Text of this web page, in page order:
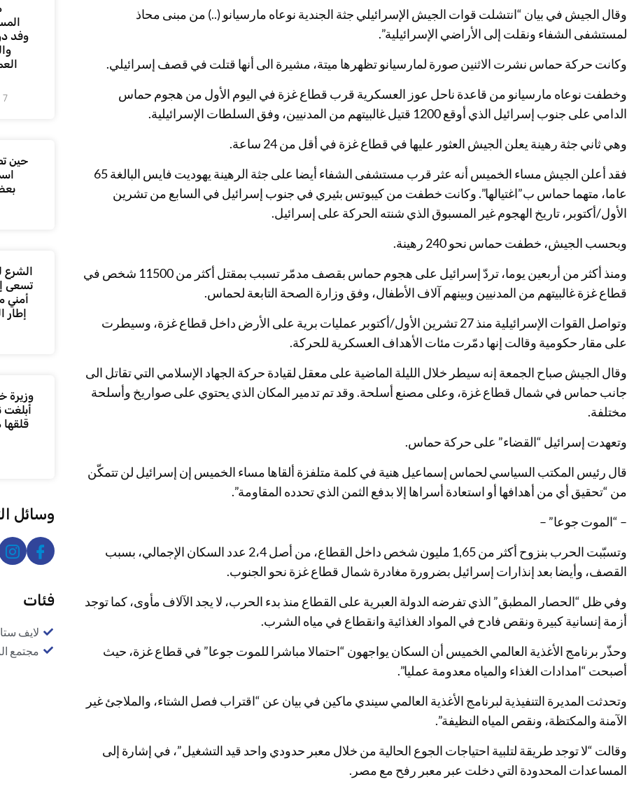
وقال الجيش في بيان “انتشلت قوات الجيش الإسرائيلي جثة الجندية نوعاه مارسيانو (..) من مبنى محاذ
لمستشفى الشفاء ونقلت إلى الأراضي الإسرائيلية”.
وكانت حركة حماس نشرت الاثنين صورة لمارسيانو تظهرها ميتة، مشيرة الى أنها قتلت في قصف إسرائيلي.
وخطفت نوعاه مارسيانو من قاعدة ناحل عوز العسكرية قرب قطاع غزة في اليوم الأول من هجوم حماس
الدامي على جنوب إسرائيل الذي أوقع 1200 قتيل غالبيتهم من المدنيين، وفق السلطات الإسرائيلية.
وهي ثاني جثة رهينة يعلن الجيش العثور عليها في قطاع غزة في أقل من 24 ساعة.
فقد أعلن الجيش مساء الخميس أنه عثر قرب مستشفى الشفاء أيضا على جثة الرهينة يهوديت فايس البالغة 65
عاما، متهما حماس ب”اغتيالها”. وكانت خطفت من كيبوتس بئيري في جنوب إسرائيل في السابع من تشرين
الأول/أكتوبر، تاريخ الهجوم غير المسبوق الذي شنته الحركة على إسرائيل.
وبحسب الجيش، خطفت حماس نحو 240 رهينة.
ومنذ أكثر من أربعين يوما، تردّ إسرائيل على هجوم حماس بقصف مدمّر تسبب بمقتل أكثر من 11500 شخص في
قطاع غزة غالبيتهم من المدنيين وبينهم آلاف الأطفال، وفق وزارة الصحة التابعة لحماس.
وتواصل القوات الإسرائيلية منذ 27 تشرين الأول/أكتوبر عمليات برية على الأرض داخل قطاع غزة، وسيطرت
على مقار حكومية وقالت إنها دمّرت مئات الأهداف العسكرية للحركة.
وقال الجيش صباح الجمعة إنه سيطر خلال الليلة الماضية على معقل لقيادة حركة الجهاد الإسلامي التي تقاتل الى
جانب حماس في شمال قطاع غزة، وعلى مصنع أسلحة. وقد تم تدمير المكان الذي يحتوي على صواريخ وأسلحة
مختلفة.
وتعهدت إسرائيل “القضاء” على حركة حماس.
قال رئيس المكتب السياسي لحماس إسماعيل هنية في كلمة متلفزة ألقاها مساء الخميس إن إسرائيل لن تتمكّن
من “تحقيق أي من أهدافها أو استعادة أسراها إلا بدفع الثمن الذي تحدده المقاومة”.
– “الموت جوعا” –
وتسبّبت الحرب بنزوح أكثر من 1,65 مليون شخص داخل القطاع، من أصل 2،4 عدد السكان الإجمالي، بسبب
القصف، وأيضا بعد إنذارات إسرائيل بضرورة مغادرة شمال قطاع غزة نحو الجنوب.
وفي ظل “الحصار المطبق” الذي تفرضه الدولة العبرية على القطاع منذ بدء الحرب، لا يجد الآلاف مأوى، كما توجد
أزمة إنسانية كبيرة ونقص فادح في المواد الغذائية وانقطاع في مياه الشرب.
وحذّر برنامج الأغذية العالمي الخميس أن السكان يواجهون “احتمالا مباشرا للموت جوعا” في قطاع غزة، حيث
أصبحت “امدادات الغذاء والمياه معدومة عمليا”.
وتحدثت المديرة التنفيذية لبرنامج الأغذية العالمي سيندي ماكين في بيان عن “اقتراب فصل الشتاء، والملاجئ غير
الآمنة والمكتظة، ونقص المياه النظيفة”.
وقالت “لا توجد طريقة لتلبية احتياجات الجوع الحالية من خلال معبر حدودي واحد قيد التشغيل”، في إشارة إلى
المساعدات المحدودة التي دخلت عبر معبر رفح مع مصر.
وفد
7 أغسطس، 2026
حين
الشرع
تسعى
أمني
إطار
وزيرة
أبلغت
وسائل
فئات
لايف
مجتمع